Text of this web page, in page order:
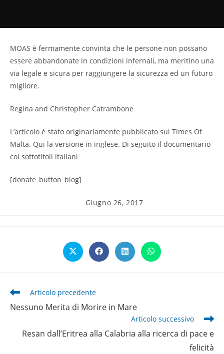
MOAS è fermamente convinta che le persone non possano
essere abbandonate in condizioni infernali, ma meritino una
via legale e sicura per raggiungere la sicurezza ed un futuro
migliore.
Regina and Christopher Catrambone
L’articolo è stato originariamente pubblicato sul Times Of
Malta. Qui la versione in inglese. Di seguito il documentario
coi sottotitoli italiani
[donate_button_blog]
Articolo
pubblicato:
Giugno 26, 2017
Opens
in
Opens
in
Opens
in
Opens
in
Leggi
articoli
Articolo precedente
Nessuno Merita di Morire in Mare
Articolo successivo
Resan dall’Eritrea alla Calabria alla ricerca di pace e
felicità